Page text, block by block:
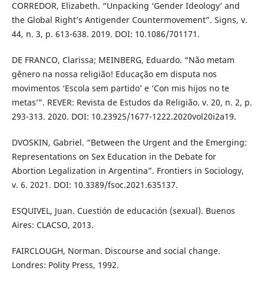
CORREDOR, Elizabeth. “Unpacking ‘Gender Ideology’ and
the Global Right’s Antigender Countermovement”. Signs, v.
44, n. 3, p. 613-638. 2019. DOI: 10.1086/701171.
DE FRANCO, Clarissa; MEINBERG, Eduardo. “Não metam
gênero na nossa religião! Educação em disputa nos
movimentos ‘Escola sem partido’ e ‘Con mis hijos no te
metas’”. REVER: Revista de Estudos da Religião. v. 20, n. 2, p.
293-313. 2020. DOI: 10.23925/1677-1222.2020vol20i2a19.
DVOSKIN, Gabriel. “Between the Urgent and the Emerging:
Representations on Sex Education in the Debate for
Abortion Legalization in Argentina”. Frontiers in Sociology,
v. 6. 2021. DOI: 10.3389/fsoc.2021.635137.
ESQUIVEL, Juan. Cuestión de educación (sexual). Buenos
Aires: CLACSO, 2013.
FAIRCLOUGH, Norman. Discourse and social change.
Londres: Polity Press, 1992.